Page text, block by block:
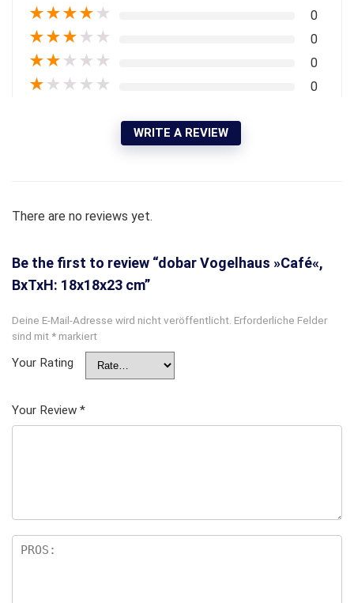
★★★★ ★ 0
★★★ ★ ★ 0
★★ ★ ★ ★ 0
★ ★ ★ ★ ★ 0
WRITE A REVIEW
There are no reviews yet.
Be the first to review “dobar Vogelhaus »Café«,
BxTxH: 18x18x23 cm”
Deine E-Mail-Adresse wird nicht veröffentlicht. Erforderliche Felder
sind mit * markiert
Your Rating
Your Review *